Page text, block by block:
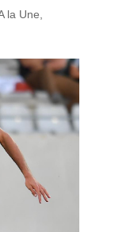
la Une,